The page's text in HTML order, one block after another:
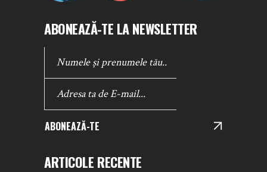
ABONEAZĂ-TE LA NEWSLETTER
ABONEAZĂ-TE
ARTICOLE RECENTE